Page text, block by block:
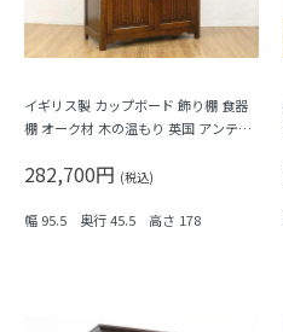
イギリス製 カップボード 飾り棚 食器
棚 オーク材 木の温もり 英国 アンティ
282,700円 (税込)
幅 95.5 奥行 45.5 高さ 178